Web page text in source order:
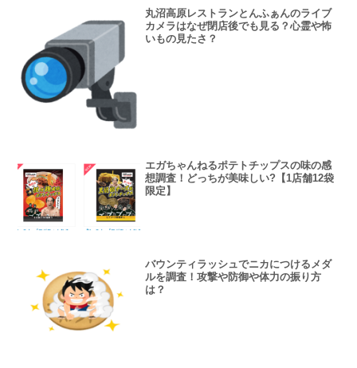
丸沼高原レストランとんふぁんのライブ
カメラはなぜ閉店後でも見る？心霊や怖
いもの見たさ？
エガちゃんねるポテトチップスの味の感
想調査！どっちが美味しい?【1店舗12袋
限定】
バウンティラッシュでニカにつけるメダ
ルを調査！攻撃や防御や体力の振り方
は？